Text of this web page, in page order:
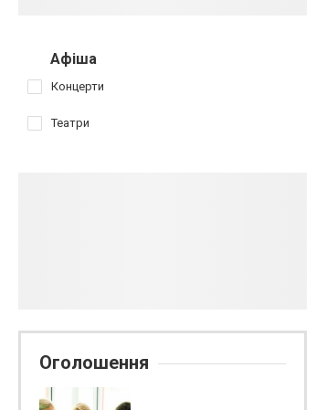
Афіша
Концерти
Театри
Оголошення